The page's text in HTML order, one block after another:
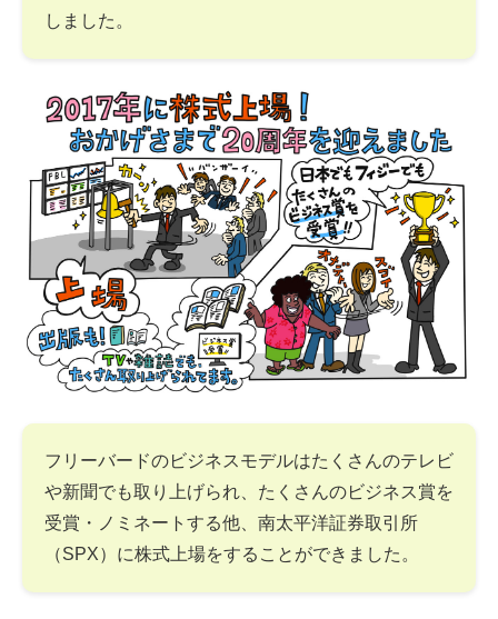
しました。
フリーバードのビジネスモデルはたくさんのテレビ
や新聞でも取り上げられ、たくさんのビジネス賞を
受賞・ノミネートする他、南太平洋証券取引所
（SPX）に株式上場をすることができました。